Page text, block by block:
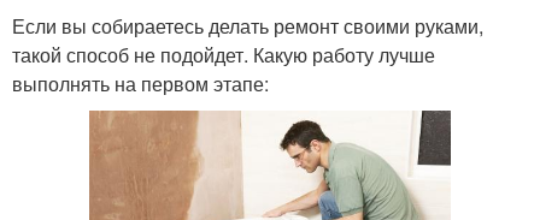
Если вы собираетесь делать ремонт своими руками,
такой способ не подойдет. Какую работу лучше
выполнять на первом этапе: